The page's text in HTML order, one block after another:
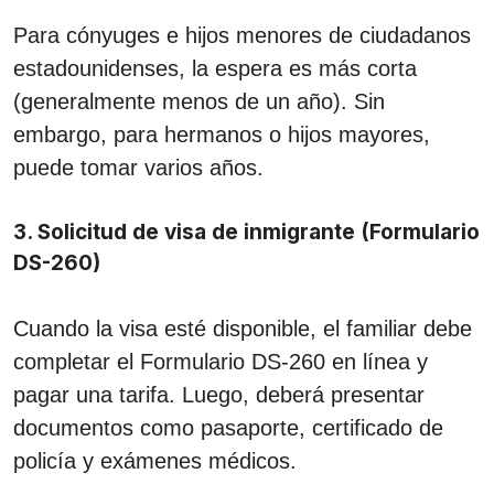
Para cónyuges e hijos menores de ciudadanos
estadounidenses, la espera es más corta
(generalmente menos de un año). Sin
embargo, para hermanos o hijos mayores,
puede tomar varios años.
3. Solicitud de visa de inmigrante (Formulario
DS-260)
Cuando la visa esté disponible, el familiar debe
completar el Formulario DS-260 en línea y
pagar una tarifa. Luego, deberá presentar
documentos como pasaporte, certificado de
policía y exámenes médicos.